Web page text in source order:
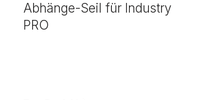
Abhänge-Seil für Industry
PRO